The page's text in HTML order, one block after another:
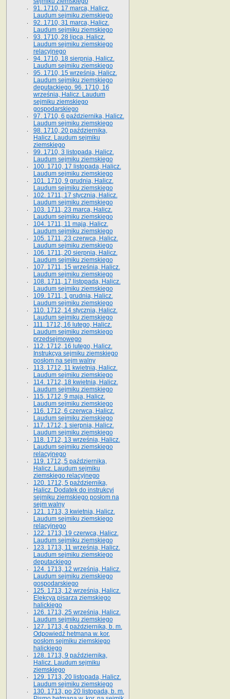
91. 1710, 17 marca, Halicz.
Laudum sejmiku ziemskiego
92. 1710, 31 marca, Halicz.
Laudum sejmiku ziemskiego
93. 1710, 28 lipca, Halicz.
Laudum sejmiku ziemskiego
relacyjnego
94. 1710, 18 sierpnia, Halicz.
Laudum sejmiku ziemskiego
95. 1710, 15 września, Halicz.
Laudum sejmiku ziemskiego
deputackiego. 96. 1710, 16
września, Halicz. Laudum
sejmiku ziemskiego
gospodarskiego
97. 1710, 6 października, Halicz.
Laudum sejmiku ziemskiego
98. 1710, 20 października,
Halicz. Laudum sejmiku
ziemskiego
99. 1710, 3 listopada, Halicz.
Laudum sejmiku ziemskiego
100. 1710, 17 listopada, Halicz.
Laudum sejmiku ziemskiego
101. 1710, 9 grudnia, Halicz.
Laudum sejmiku ziemskiego
102. 1711, 17 stycznia, Halicz.
Laudum sejmiku ziemskiego
103. 1711, 23 marca, Halicz.
Laudum sejmiku ziemskiego
104. 1711, 11 maja, Halicz.
Laudum sejmiku ziemskiego
105. 1711, 23 czerwca, Halicz.
Laudum sejmiku ziemskiego
106. 1711, 20 sierpnia, Halicz.
Laudum sejmiku ziemskiego
107. 1711, 15 września, Halicz.
Laudum sejmiku ziemskiego
108. 1711, 17 listopada, Halicz.
Laudum sejmiku ziemskiego
109. 1711, 1 grudnia, Halicz.
Laudum sejmiku ziemskiego
110. 1712, 14 stycznia, Halicz.
Laudum sejmiku ziemskiego
111. 1712, 16 lutego, Halicz.
Laudum sejmiku ziemskiego
przedsejmowego
112. 1712, 16 lutego, Halicz.
Instrukcya sejmiku ziemskiego
posłom na sejm walny
113. 1712, 11 kwietnia, Halicz.
Laudum sejmiku ziemskiego
114. 1712, 18 kwietnia, Halicz.
Laudum sejmiku ziemskiego
115. 1712, 9 maja, Halicz.
Laudum sejmiku ziemskiego
116. 1712, 6 czerwca, Halicz.
Laudum sejmiku ziemskiego
117. 1712, 1 sierpnia, Halicz.
Laudum sejmiku ziemskiego
118. 1712, 13 września, Halicz.
Laudum sejmiku ziemskiego
relacyjnego
119. 1712, 5 października,
Halicz. Laudum sejmiku
ziemskiego relacyjnego
120. 1712, 5 października,
Halicz. Dodatek do instrukcyi
sejmiku ziemskiego posłom na
sejm walny
121. 1713, 3 kwietnia, Halicz.
Laudum sejmiku ziemskiego
relacyjnego
122. 1713, 19 czerwca, Halicz.
Laudum sejmiku ziemskiego
123. 1713, 11 września, Halicz.
Laudum sejmiku ziemskiego
deputackiego
124. 1713, 12 września, Halicz.
Laudum sejmiku ziemskiego
gospodarskiego
125. 1713, 12 września, Halicz.
Elekcya pisarza ziemskiego
halickiego
126. 1713, 25 września, Halicz.
Laudum sejmiku ziemskiego
127. 1713, 4 października, b. m.
Odpowiedź hetmana w. kor.
posłom sejmiku ziemskiego
halickiego
128. 1713, 9 października,
Halicz. Laudum sejmiku
ziemskiego
129. 1713, 20 listopada, Halicz.
Laudum sejmiku ziemskiego
130. 1713, po 20 listopada, b. m.